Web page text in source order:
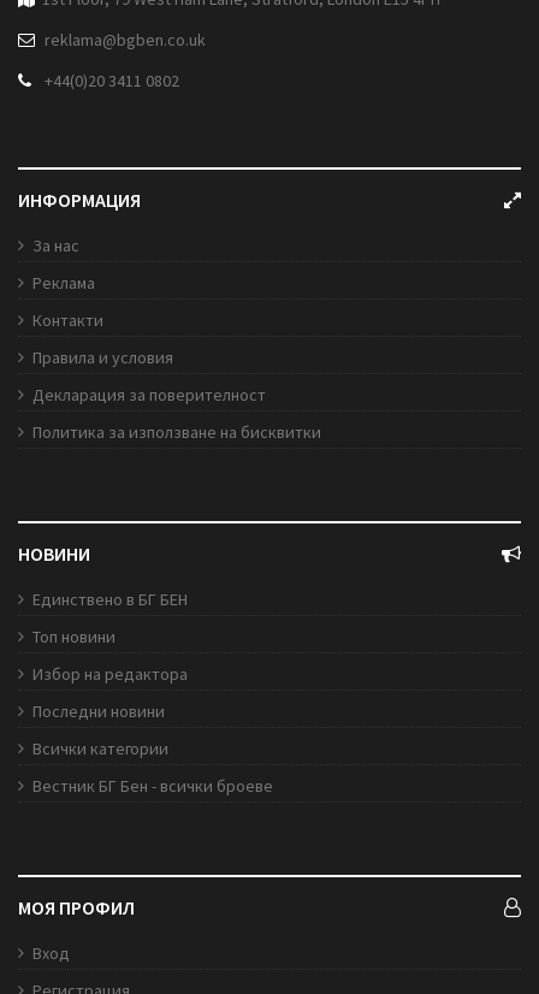
reklama@bgben.co.uk
+44(0)20 3411 0802
ИНФОРМАЦИЯ
За нас
Реклама
Контакти
Правила и условия
Декларация за поверителност
Политика за използване на бисквитки
НОВИНИ
Единствено в БГ БЕН
Топ новини
Избор на редактора
Последни новини
Всички категории
Вестник БГ Бен - всички броеве
МОЯ ПРОФИЛ
Вход